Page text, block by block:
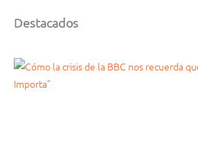
Destacados